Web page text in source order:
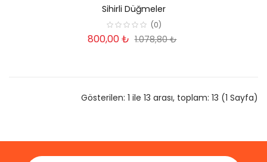
Sihirli Düğmeler
(0)
800,00 ₺ 1.078,80 ₺
Gösterilen: 1 ile 13 arası, toplam: 13 (1 Sayfa)